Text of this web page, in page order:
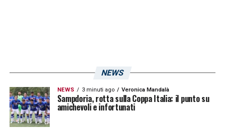
NEWS
NEWS 3 minuti ago Veronica Mandalà
Sampdoria, rotta sulla Coppa Italia: il punto su
amichevoli e infortunati